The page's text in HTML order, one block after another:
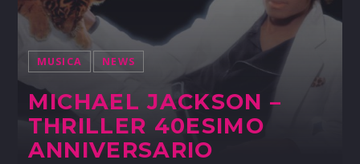
MUSICA NEWS
MICHAEL JACKSON –
THRILLER 40ESIMO
ANNIVERSARIO